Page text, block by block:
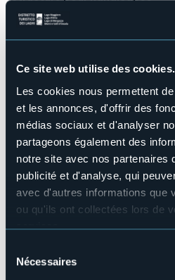
Ce site web utilise des cookies.
Les cookies nous permettent
et les annonces, d'offrir des
médias sociaux et d'analyser
partageons également des
notre site avec nos partenaires
publicité et d'analyse, qui
avec d'autres informations que
ou qu'ils ont collectées lors de
services.
manière de les gérer et de les
Nécessaires
Wellness
No
Salles de conférences
No
Piscine
No
Animaux acceptés
Sì
Nombres de chambres
7
Nombres de lits
16
E-mail
Site Internet